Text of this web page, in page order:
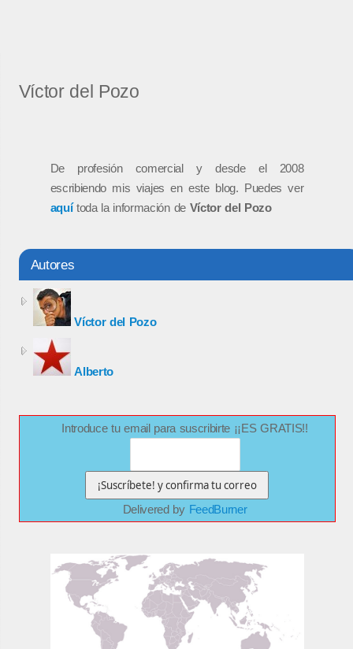
Víctor del Pozo
De profesión comercial y desde el 2008
escribiendo mis viajes en este blog. Puedes ver
aquítoda la información de Víctor del Pozo
Autores
Víctor del Pozo
Alberto
Introduce tu email para suscribirte ¡¡ES GRATIS!!
Delivered by FeedBurner